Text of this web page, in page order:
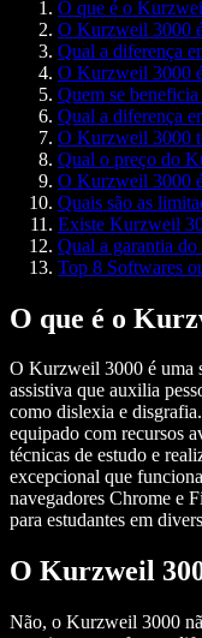
O que é o
O Kurzweil 3000
Qual a diferença
O Kurzweil 3000
Quem se
Qual a diferença
O Kurzweil 3000
Qual o preço do
O Kurzweil 3000
Quais são as
Existe Kurzweil
Qual a garantia
Top 8 Softwares
O que é o
O Kurzweil 3000 é uma
assistiva que auxilia
como dislexia e
equipado com recursos
técnicas de estudo e
excepcional que
navegadores Chrome e
para estudantes em
O Kurzweil
Não, o Kurzweil 3000